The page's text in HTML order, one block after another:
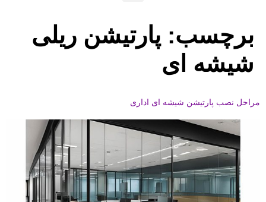
برچسب: پارتیشن ریلی
شیشه ای
مراحل نصب پارتیشن شیشه ای اداری